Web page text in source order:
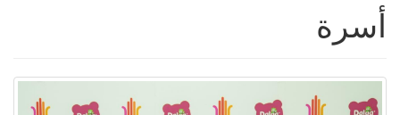
أسرة